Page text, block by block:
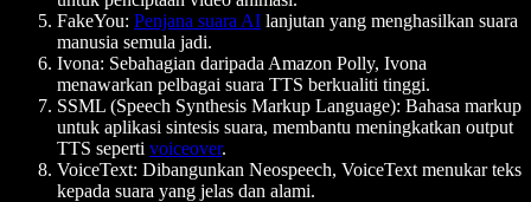
FakeYou: Penjana suara AI lanjutan yang menghasilkan suara
manusia semula jadi.
Ivona: Sebahagian daripada Amazon Polly, Ivona
menawarkan pelbagai suara TTS berkualiti tinggi.
SSML (Speech Synthesis Markup Language): Bahasa markup
untuk aplikasi sintesis suara, membantu meningkatkan output
TTS seperti voiceover.
VoiceText: Dibangunkan Neospeech, VoiceText menukar teks
kepada suara yang jelas dan alami.